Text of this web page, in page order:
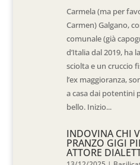
Carmela (ma per
Carmen) Galgano,
comunale (già
d’Italia dal 2019, ha
sciolta e un cruccio
l’ex maggioranza,
a casa dai potentini
bello. Inizio...
INDOVINA CHI
PRANZO GIGI
ATTORE